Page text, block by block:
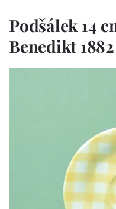
Podšálek 14
Benedikt 1882